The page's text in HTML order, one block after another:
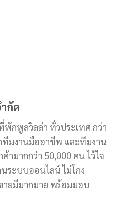
กัด
พักพูลวิลล่า ทั่วประเทศ กว่า
ทีมงานมืออาชีพ และทีมงาน
ามากกว่า 50,000 คน ไว้ใจ
นระบบออนไลน์ ไม่โกง
ายมีมากมาย พร้อมมอบ